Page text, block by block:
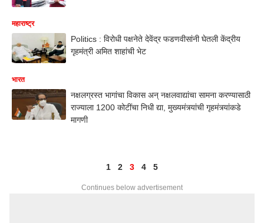
महाराष्ट्र
Politics : विरोधी पक्षनेते देवेंद्र फडणवीसांनी घेतली केंद्रीय
गृहमंत्री अमित शाहांची भेट
भारत
नक्षलग्रस्त भागांचा विकास अन् नक्षलवाद्यांचा सामना करण्यासाठी
राज्याला 1200 कोटींचा निधी द्या, मुख्यमंत्र्यांची गृहमंत्र्यांकडे
मागणी
1 2 3 4 5
Continues below advertisement